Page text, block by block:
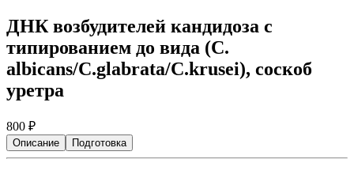
ДНК возбудителей кандидоза с
типированием до вида (C.
albicans/C.glabrata/C.krusei), соскоб
уретра
800 ₽
Описание Подготовка